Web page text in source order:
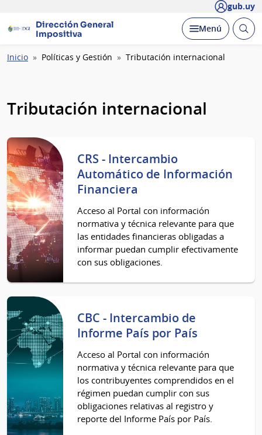
gub.uy
Dirección General
Impositiva
Desplegar
Menú Abrir
Ruta
Inicio Políticas y Gestión Tributación internacional
Tributación internacional
CRS - Intercambio
Automático de Información
Financiera
Acceso al Portal con información
normativa y técnica relevante para que
las entidades financieras obligadas a
informar puedan cumplir efectivamente
con sus obligaciones.
CBC - Intercambio de
Informe País por País
Acceso al Portal con información
normativa y técnica relevante para que
los contribuyentes comprendidos en el
régimen puedan cumplir con sus
obligaciones relativas al registro y
reporte del Informe País por País.